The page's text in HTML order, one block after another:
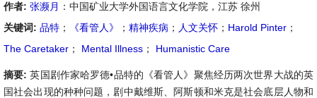
作者: 张濒月 ：中国矿业大学外国语言文化学院，江苏 徐州
关键词: 品特 ； 《看管人》 ； 精神疾病 ； 人文关怀 ； Harold Pinter ；
The Caretaker ； Mental Illness ； Humanistic Care
摘要:英国剧作家哈罗德•品特的《看管人》聚焦经历两次世界大战的英
国社会出现的种种问题，剧中戴维斯、阿斯顿和米克是社会底层人物和